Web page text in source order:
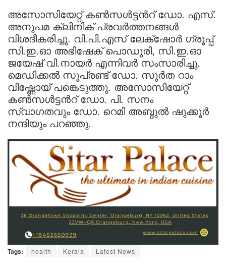
അസോസിയേറ്റ് കൺസൾട്ടന്‍റ് ഡോ. എസ്.
അനുപമ ക്ലിനിക് പ്രവർത്തനങ്ങൾ
വിശദീകരിച്ചു. വി.പി.എസ് ലേക്‌ഷോർ ഗ്രൂപ്പ്
സി.ഇ.ഓ അഭിഷേക് പൊഡുരി, സി.ഇ.ഓ
ജയേഷ് വി.നായർ എന്നിവർ സംസാരിച്ചു.
മെഡിക്കൽ സൂപ്രണ്ട് ഡോ. സുർത റാം
വിഷ്ണോയ് പങ്കെടുത്തു. അസോസിയേറ്റ്
കൺസൾട്ടന്‍റ് ഡോ. പി. സനം
സ്വാഗതവും ഡോ. റെമി അബ്ദുൽ ഷുക്കൂർ
നന്ദിയും പറഞ്ഞു.
Tags: health Kerala Latest News